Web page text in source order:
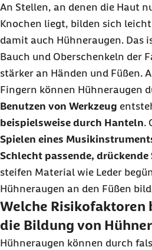
An Stellen, an denen die Haut
Knochen liegt, bilden sich
damit auch Hühneraugen. Das
Bauch und Oberschenkeln der
stärker an Händen und Füßen.
Fingern können Hühneraugen
Benutzen von Werkzeug
beispielsweise durch Hanteln.
Spielen eines
Schlecht passende, drückende
steifen Material wie Leder
Hühneraugen an den Füßen
Welche Risikofaktoren
die Bildung von
Hühneraugen können durch